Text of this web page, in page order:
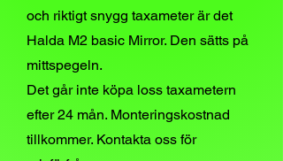
och riktigt snygg taxameter är det
Halda M2 basic Mirror. Den sätts på
mittspegeln.
Det går inte köpa loss taxametern
efter 24 mån. Monteringskostnad
tillkommer. Kontakta oss för